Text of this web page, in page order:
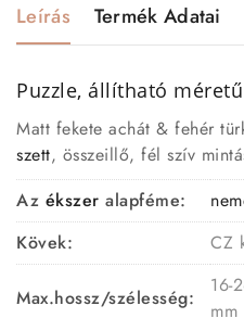
Leírás Termék Adatai
Puzzle, állítható
Matt fekete achát & fehér
szett, összeillő, fél szív
Az ékszer alapféme:
Kövek:
CZ
Max.hossz/szélesség:
16-
mm